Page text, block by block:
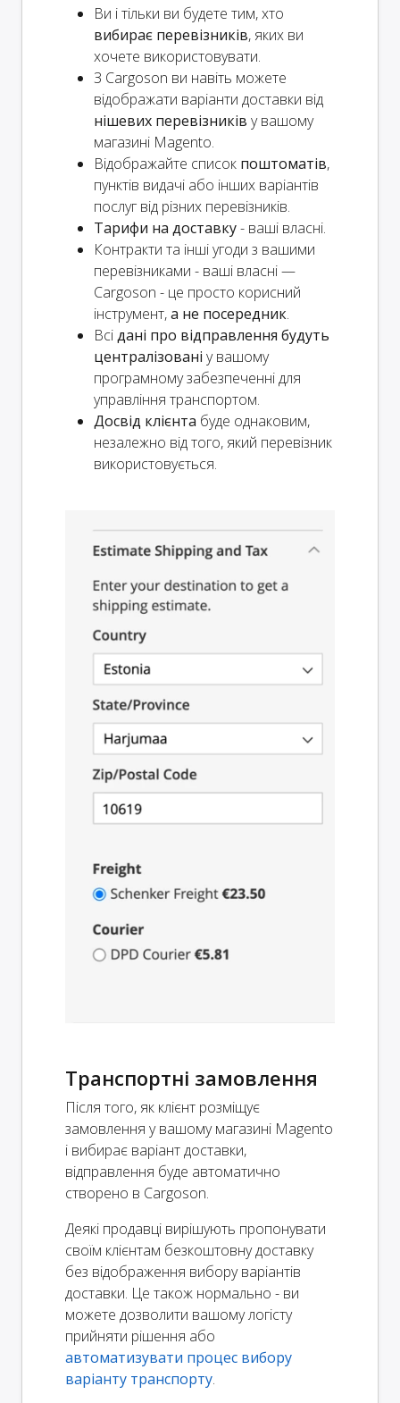
Ви ітільки ви будете тим, хто
вибирає перевізників, яких ви
хочете використовувати.
З Cargoson ви навіть можете
відображати варіанти доставки від
нішевих перевізників у вашому
магазині Magento.
Відображайте список поштоматів,
пунктів видачі або інших варіантів
послуг від різних перевізників.
Тарифи на доставку- ваші власні.
Контракти та інші угоди з вашими
перевізниками - ваші власні —
Cargoson - це просто корисний
інструмент,а не посередник.
Всідані про відправлення будуть
централізовані у вашому
програмному забезпеченні для
управління транспортом.
Досвід клієнта буде однаковим,
незалежно від того, який перевізник
використовується.
Транспортні замовлення
Після того, як клієнт розміщує
замовлення у вашому магазині Magento
і вибирає варіант доставки,
відправлення буде автоматично
створено в Cargoson.
Деякі продавці вирішують пропонувати
своїм клієнтам безкоштовну доставку
без відображення вибору варіантів
доставки. Це також нормально - ви
можете дозволити вашому логісту
прийняти рішення або
автоматизувати процес вибору
варіанту транспорту.